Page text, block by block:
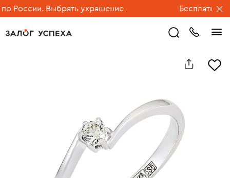
России. Выбрать украшение Бесплатная